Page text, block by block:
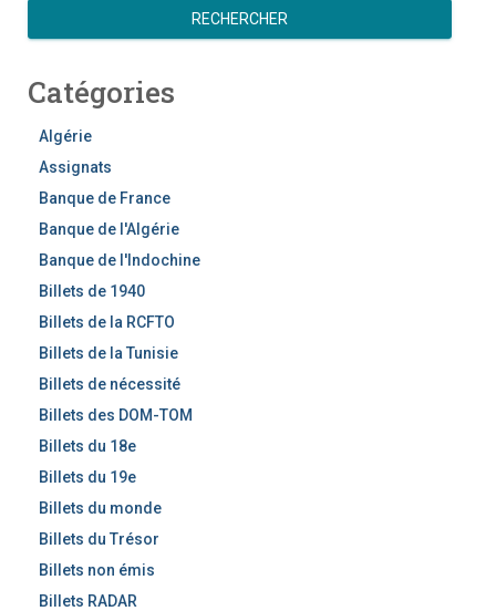
c
e
RECHERCHER
Catégories
Algérie
Assignats
Banque de France
Banque de l'Algérie
Banque de l'Indochine
Billets de 1940
Billets de la RCFTO
Billets de la Tunisie
Billets de nécessité
Billets des DOM-TOM
Billets du 18e
Billets du 19e
Billets du monde
Billets du Trésor
Billets non émis
Billets RADAR